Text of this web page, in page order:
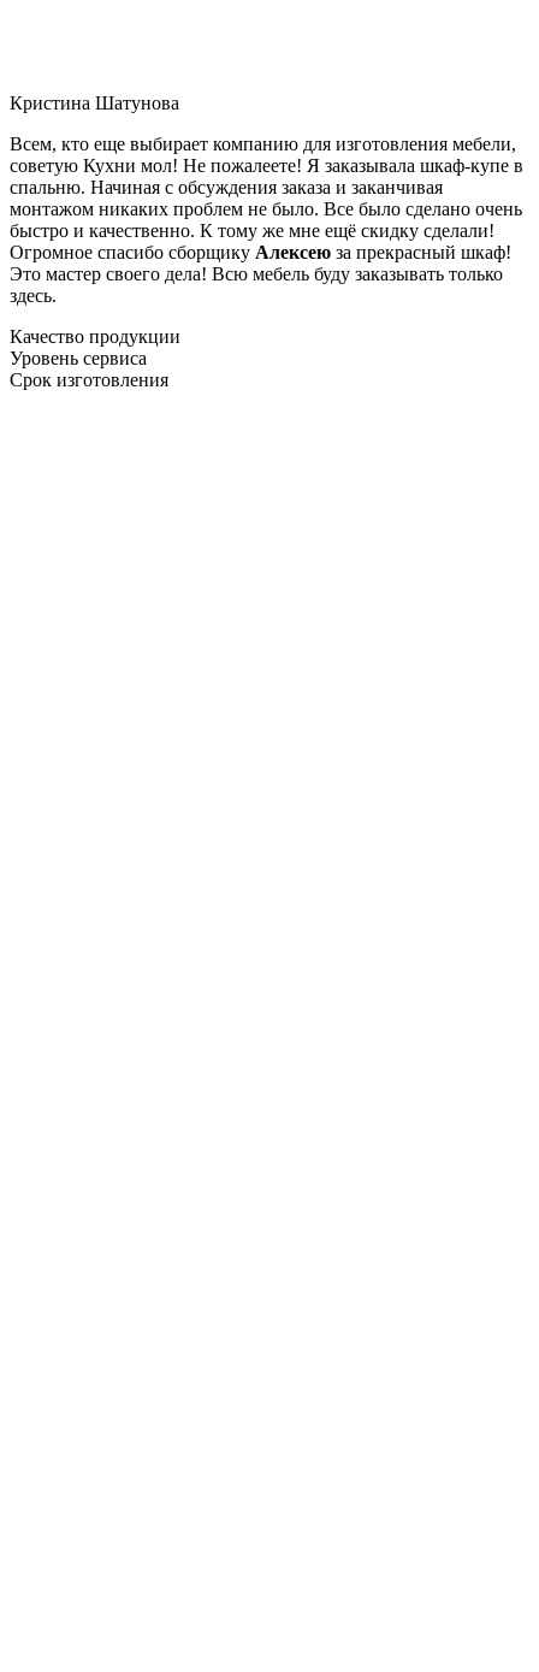
Кристина Шатунова
Всем, кто еще выбирает компанию для изготовления мебели,
советую Кухни мол! Не пожалеете! Я заказывала шкаф-купе в
спальню. Начиная с обсуждения заказа и заканчивая
монтажом никаких проблем не было. Все было сделано очень
быстро и качественно. К тому же мне ещё скидку сделали!
Огромное спасибо сборщику Алексею за прекрасный шкаф!
Это мастер своего дела! Всю мебель буду заказывать только
здесь.
Качество продукции
Уровень сервиса
Срок изготовления